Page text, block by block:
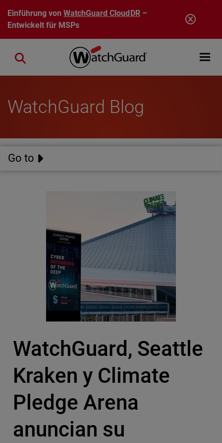
Direkt zum Inhalt
Einführung vonWatchGuard CloudDR–
Entwickelt für MSPs
Open
Close search
WatchGuard Blog
Go to
WatchGuard, Seattle
Kraken y Climate
Pledge Arena
anuncian su